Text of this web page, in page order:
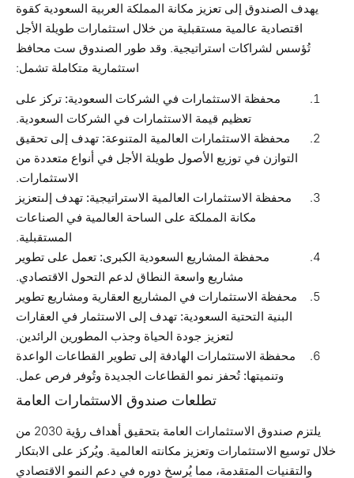
يهدف الصندوق إلى تعزيز مكانة المملكة العربية السعودية كقوة
اقتصادية عالمية مستقبلية من خلال استثمارات طويلة الأجل
تُؤسس لشراكات استراتيجية. وقد طور الصندوق ست محافظ
استثمارية متكاملة تشمل:
محفظة الاستثمارات في الشركات السعودية: تركز على
تعظيم قيمة الاستثمارات في الشركات السعودية.
محفظة الاستثمارات العالمية المتنوعة: تهدف إلى تحقيق
التوازن في توزيع الأصول طويلة الأجل في أنواع متعددة من
الاستثمارات.
محفظة الاستثمارات العالمية الاستراتيجية: تهدف إلىتعزيز
مكانة المملكة على الساحة العالمية في الصناعات
المستقبلية.
محفظة المشاريع السعودية الكبرى: تعمل على تطوير
مشاريع واسعة النطاق لدعم التحول الاقتصادي.
محفظة الاستثمارات في المشاريع العقارية ومشاريع تطوير
البنية التحتية السعودية: تهدف إلى الاستثمار في العقارات
لتعزيز جودة الحياة وجذب المطورين الرائدين.
محفظة الاستثمارات الهادفة إلى تطوير القطاعات الواعدة
وتنميتها: تُحفز نمو القطاعات الجديدة وتُوفر فرص عمل.
تطلعات صندوق الاستثمارات العامة
يلتزم صندوق الاستثمارات العامة بتحقيق أهداف رؤية 2030 من
خلال توسيع الاستثمارات وتعزيز مكانته العالمية. ويُركز على الابتكار
والتقنيات المتقدمة، مما يُرسخ دوره في دعم النمو الاقتصادي